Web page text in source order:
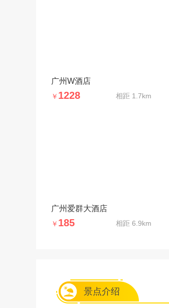
广州W酒店
￥ 1228 相距 1.7km
广州爱群大酒店
￥ 185 相距 6.9km
景点介绍